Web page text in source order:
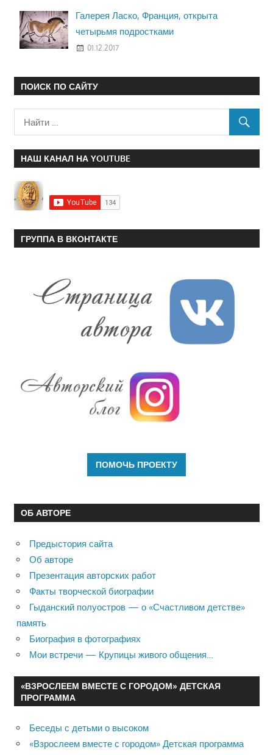
Галерея Ласко, Франция, открыта
четырьмя подростками
01.12.2017
ПОИСК ПО САЙТУ
НАШ КАНАЛ НА YOUTUBE
ГРУППА В ВКОНТАКТЕ
ОБ АВТОРЕ
Предыстория сайта
Об авторе
Презентация авторских работ
Факты творческой биографии
Гыданский полуостров — о «Счастливом детстве»
память
Биография в фотографиях
Мои встречи — Крупицы живого общения…
«ВЗРОСЛЕЕМ ВМЕСТЕ С ГОРОДОМ» ДЕТСКАЯ
ПРОГРАММА
Беседы с детьми о высоком
«Взрослеем вместе с городом» Детская программа